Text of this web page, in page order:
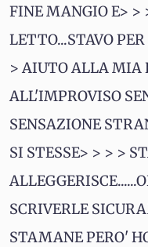
FINE MANGIO E> >
LETTO...STAVO
> AIUTO ALLA MIA
ALL'IMPROVISO
SENSAZIONE
SI STESSE> > > >
SCRIVERLE
STAMANE PERO'